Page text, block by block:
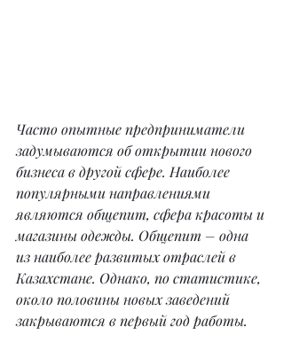
Часто опытные предприниматели
задумываются об открытии нового
бизнеса в другой сфере. Наиболее
популярными направлениями
являются общепит, сфера красоты и
магазины одежды. Общепит – одна
из наиболее развитых отраслей в
Казахстане. Однако, по статистике,
около половины новых заведений
закрываются в первый год работы.